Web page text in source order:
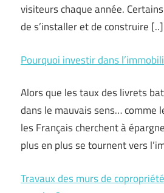
visiteurs chaque année.
de s’installer et de construire [..]
Pourquoi investir dans
Alors que les taux des livrets
dans le mauvais sens… comme
les Français cherchent à
plus en plus se tournent vers
Travaux des murs de